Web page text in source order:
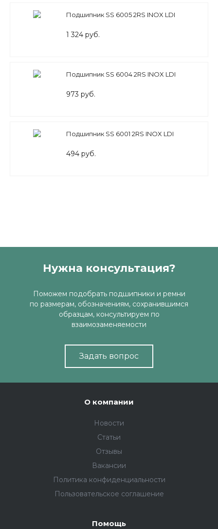
Подшипник SS 6005 2RS INOX LDI
1 324 руб.
Подшипник SS 6004 2RS INOX LDI
973 руб.
Подшипник SS 6001 2RS INOX LDI
494 руб.
Нужна консультация?
Поможем подобрать подшипники и ремни
по размерам, обозначениям, сохранившимся
образцам, консультируем по
взаимозаменяемости
Задать вопрос
О компании
Новости
Статьи
Отзывы
Вакансии
Политика конфиденциальности
Пользовательское соглашение
Помощь